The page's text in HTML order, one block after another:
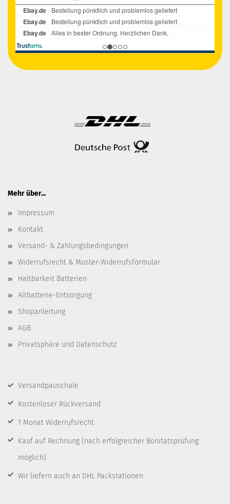
Mehr über...
Impressum
Kontakt
Versand- & Zahlungsbedingungen
Widerrufsrecht & Muster-Widerrufsformular
Haltbarkeit Batterien
Altbatterie-Entsorgung
Shopanleitung
AGB
Privatsphäre und Datenschutz
Versandpauschale
Kostenloser Rückversand
1 Monat Widerrufsrecht
Kauf auf Rechnung (nach erfolgreicher Bonitätsprüfung
möglich)
Wir liefern auch an DHL Packstationen